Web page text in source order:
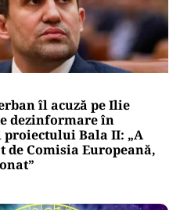
îl acuză pe Ilie
dezinformare în
proiectului Bala II: „A
de Comisia Europeană,